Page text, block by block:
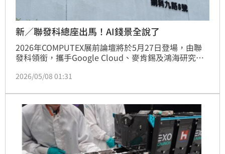
新／聯發科總座出馬！AI錢景全說了
2026年COMPUTEX展前論壇將於5月27日登場，由聯
發科領銜，攜手Google Cloud、麥肯錫及鴻海研究院
中的電力、散熱與資安挑戰，並探討如何將AI應用於零
親自揭示端雲整合新願景，帶領百工百業邁向智能化。
活動現已開放報名，是掌握全球AI商機與技術脈動的絕
佳機會。
2026/05/08 01:31